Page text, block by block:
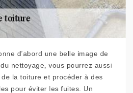
d’abord une belle image de
nettoyage, vous pourrez aussi
la toiture et procéder à des
pour éviter les fuites. Un